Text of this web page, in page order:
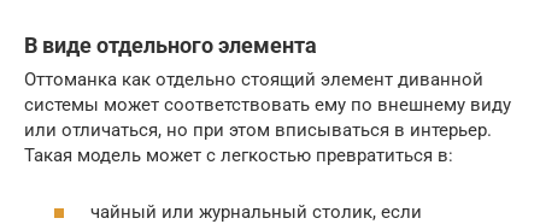
В виде отдельного элемента
Оттоманка как отдельно стоящий элемент диванной
системы может соответствовать ему по внешнему виду
или отличаться, но при этом вписываться в интерьер.
Такая модель может с легкостью превратиться в:
чайный или журнальный столик, если